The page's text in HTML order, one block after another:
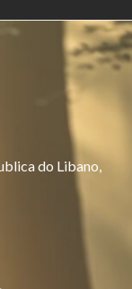
do Libano,